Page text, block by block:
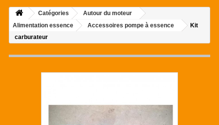
Catégories
Autour du moteur
Alimentation essence
Accessoires pompe à essence
Kit
carburateur